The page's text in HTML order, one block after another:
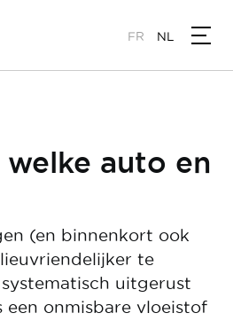
FR NL
auto en
(en binnenkort ook
te
uitgerust
een onmisbare vloeistof